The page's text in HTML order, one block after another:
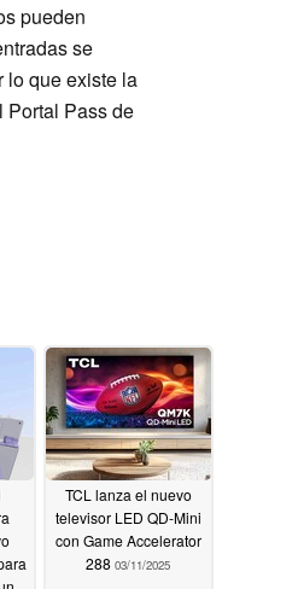
pueden
se
lo que existe la
Portal Pass de
TCL lanza el nuevo
televisor LED QD-Mini
con Game Accelerator
288 03/11/2025